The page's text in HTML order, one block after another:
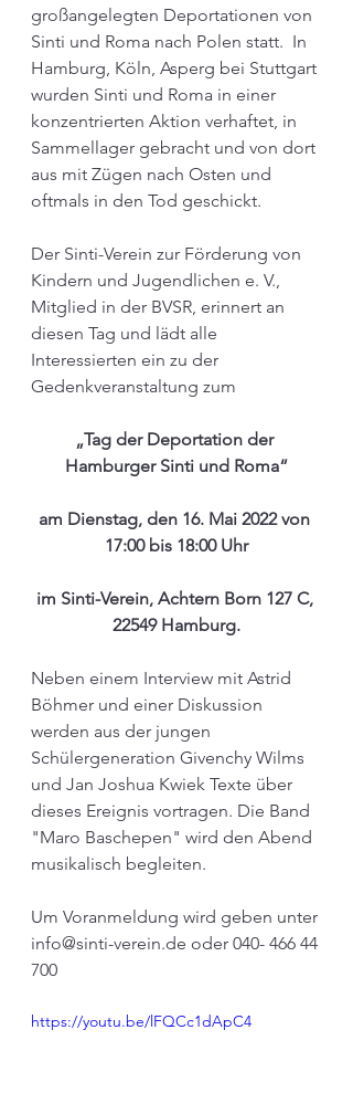
großangelegten Deportationen von
Sinti und Roma nach Polen statt.  In
Hamburg, Köln, Asperg bei Stuttgart
wurden Sinti und Roma in einer
konzentrierten Aktion verhaftet, in
Sammellager gebracht und von dort
aus mit Zügen nach Osten und
oftmals in den Tod geschickt.
Der Sinti-Verein zur Förderung von
Kindern und Jugendlichen e. V.,
Mitglied in der BVSR, erinnert an
diesen Tag und lädt alle
Interessierten ein zu der
Gedenkveranstaltung zum
„Tag der Deportation der
Hamburger Sinti und Roma“
am Dienstag, den 16. Mai 2022 von
17:00 bis 18:00 Uhr
im Sinti-Verein, Achtern Born 127 C,
22549 Hamburg.
Neben einem Interview mit Astrid
Böhmer und einer Diskussion
werden aus der jungen
Schülergeneration Givenchy Wilms
und Jan Joshua Kwiek Texte über
dieses Ereignis vortragen. Die Band
"Maro Baschepen" wird den Abend
musikalisch begleiten.
Um Voranmeldung wird geben unter
info@sinti-verein.de oder 040- 466 44
700
https://youtu.be/lFQCc1dApC4